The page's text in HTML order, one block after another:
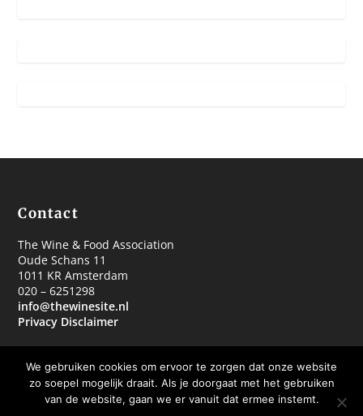
Contact
The Wine & Food Association
Oude Schans 11
1011 KR Amsterdam
020 – 6251298
info@thewinesite.nl
Privacy Disclaimer
We gebruiken cookies om ervoor te zorgen dat onze website
zo soepel mogelijk draait. Als je doorgaat met het gebruiken
van de website, gaan we er vanuit dat ermee instemt.